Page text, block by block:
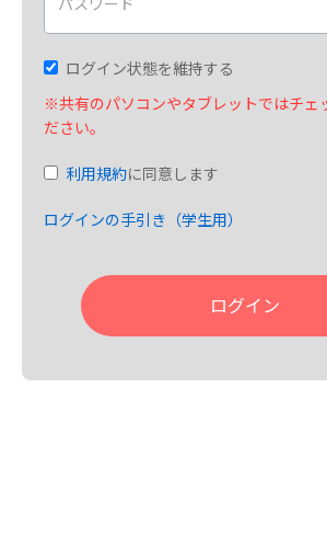
ログイン状態を維持する
※共有のパソコンやタブレットではチェ
ださい。
利用規約に同意します
ログインの手引き（学生用）
ログイン